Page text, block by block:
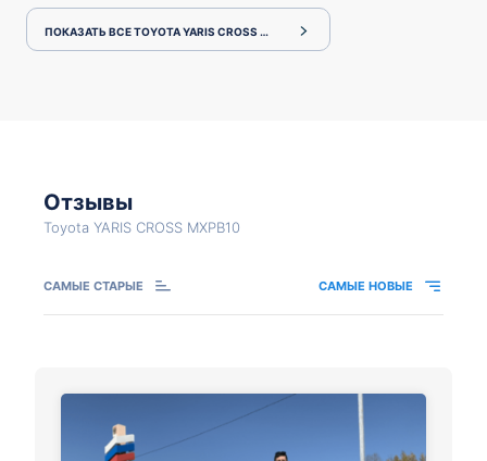
ПОКАЗАТЬ ВСЕ TOYOTA YARIS CROSS MXPB10
Отзывы
Toyota YARIS CROSS MXPB10
САМЫЕ СТАРЫЕ САМЫЕ НОВЫЕ